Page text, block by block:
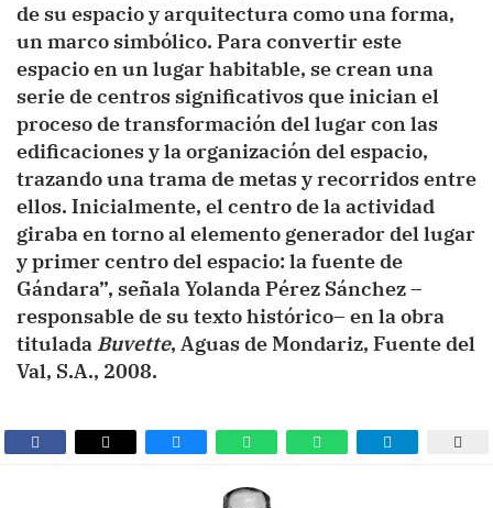
de su espacio y arquitectura como una forma,
un marco simbólico. Para convertir este
espacio en un lugar habitable, se crean una
serie de centros significativos que inician el
proceso de transformación del lugar con las
edificaciones y la organización del espacio,
trazando una trama de metas y recorridos entre
ellos. Inicialmente, el centro de la actividad
giraba en torno al elemento generador del lugar
y primer centro del espacio: la fuente de
Gándara”, señala Yolanda Pérez Sánchez –
responsable de su texto histórico– en la obra
titulada Buvette, Aguas de Mondariz, Fuente del
Val, S.A., 2008.